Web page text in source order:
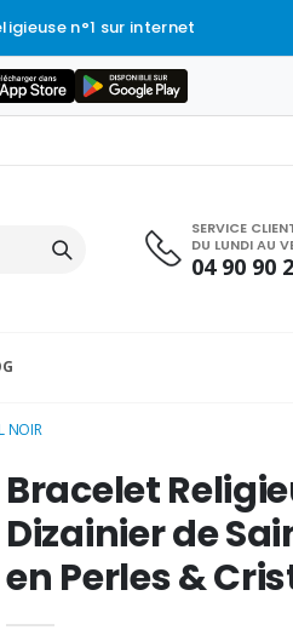
n°1 sur internet
SERVICE
DU LUNDI AU
04 90 90
NOIR
Bracelet
Dizainier de
en Perles &